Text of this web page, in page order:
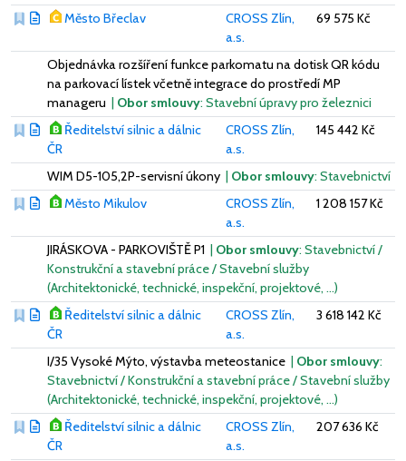
Město Břeclav
CROSS Zlín,
a.s.
69 575 Kč
Objednávka rozšíření funkce parkomatu na dotisk QR kódu
na parkovací lístek včetně integrace do prostředí MP
manageru | Obor smlouvy: Stavební úpravy pro železnici
Ředitelství silnic a dálnic
ČR
CROSS Zlín,
a.s.
145 442 Kč
WIM D5-105,2P-servisní úkony | Obor smlouvy: Stavebnictví
Město Mikulov
CROSS Zlín,
a.s.
1 208 157 Kč
JIRÁSKOVA - PARKOVIŠTĚ P1 | Obor smlouvy: Stavebnictví /
Konstrukční a stavební práce / Stavební služby
(Architektonické, technické, inspekční, projektové, …)
Ředitelství silnic a dálnic
ČR
CROSS Zlín,
a.s.
3 618 142 Kč
I/35 Vysoké Mýto, výstavba meteostanice | Obor smlouvy:
Stavebnictví / Konstrukční a stavební práce / Stavební služby
(Architektonické, technické, inspekční, projektové, …)
Ředitelství silnic a dálnic
ČR
CROSS Zlín,
a.s.
207 636 Kč